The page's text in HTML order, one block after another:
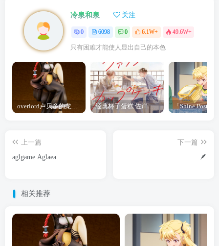
冷泉和泉 关注
0 6098 0 6.1W+ 49.6W+
只有困难才能使人显出自己的本色
overlord卢贝多的龙王谁厉害 「Overlord」露普斯蕾琪娜·贝塔手办开订 经典杯子蛋糕 佐岸 漫画「经典杯子蛋糕」宣布真人日剧化
上一篇
aglgame Aglaea
下一篇
🪶
相关推荐